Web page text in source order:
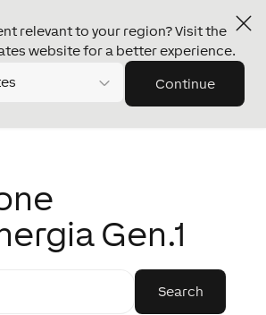
relevant to your region? Visit the
website for a better experience.
Continue
Gen.1